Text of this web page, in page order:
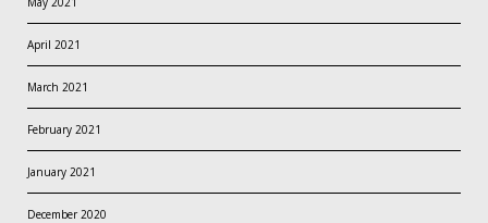
April 2021
March 2021
February 2021
January 2021
December 2020